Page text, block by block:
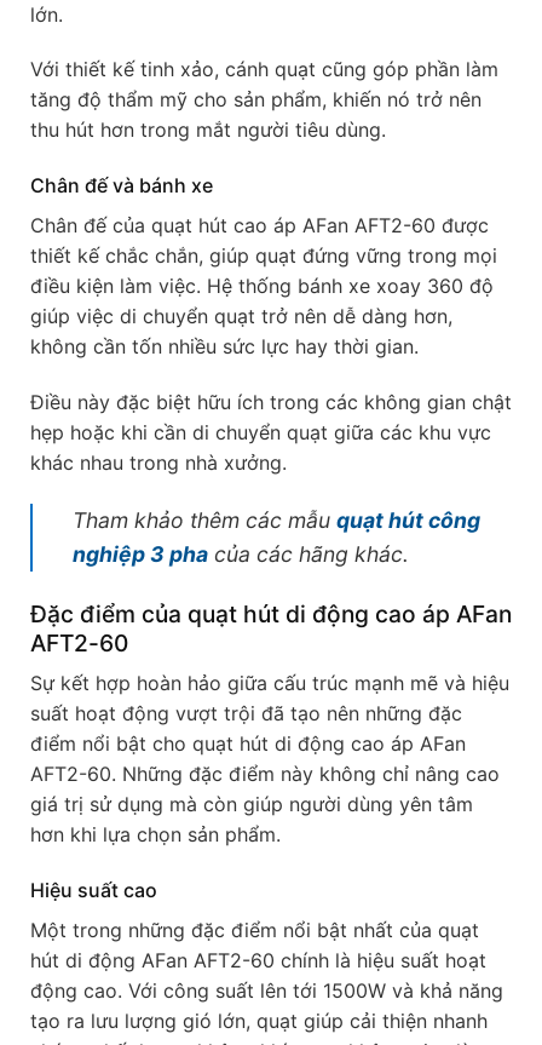
lớn.
Với thiết kế tinh xảo, cánh quạt cũng góp phần làm
tăng độ thẩm mỹ cho sản phẩm, khiến nó trở nên
thu hút hơn trong mắt người tiêu dùng.
Chân đế và bánh xe
Chân đế của quạt hút cao áp AFan AFT2-60 được
thiết kế chắc chắn, giúp quạt đứng vững trong mọi
điều kiện làm việc. Hệ thống bánh xe xoay 360 độ
giúp việc di chuyển quạt trở nên dễ dàng hơn,
không cần tốn nhiều sức lực hay thời gian.
Điều này đặc biệt hữu ích trong các không gian chật
hẹp hoặc khi cần di chuyển quạt giữa các khu vực
khác nhau trong nhà xưởng.
Tham khảo thêm các mẫu quạt hút công
nghiệp 3 pha của các hãng khác.
Đặc điểm của quạt hút di động cao áp AFan
AFT2-60
Sự kết hợp hoàn hảo giữa cấu trúc mạnh mẽ và hiệu
suất hoạt động vượt trội đã tạo nên những đặc
điểm nổi bật cho quạt hút di động cao áp AFan
AFT2-60. Những đặc điểm này không chỉ nâng cao
giá trị sử dụng mà còn giúp người dùng yên tâm
hơn khi lựa chọn sản phẩm.
Hiệu suất cao
Một trong những đặc điểm nổi bật nhất của quạt
hút di động AFan AFT2-60 chính là hiệu suất hoạt
động cao. Với công suất lên tới 1500W và khả năng
tạo ra lưu lượng gió lớn, quạt giúp cải thiện nhanh